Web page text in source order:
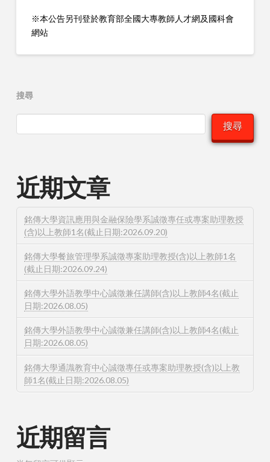
※本公告另刊登於教育部全國大專教師人才網及國科會
網站
搜尋
搜尋
近期文章
銘傳大學資訊應用與金融保險學系誠徵專任或專案助理教授
(含)以上教師1名(截止日期:2026.09.20)
銘傳大學餐旅管理學系誠徵專案助理教授(含)以上教師1名
(截止日期:2026.09.24)
銘傳大學外語教學中心誠徵兼任講師(含)以上教師4名(截止
日期:2026.08.05)
銘傳大學外語教學中心誠徵兼任講師(含)以上教師4名(截止
日期:2026.08.05)
銘傳大學通識教育中心誠徵專任或專案助理教授(含)以上教
師1名(截止日期:2026.08.05)
近期留言